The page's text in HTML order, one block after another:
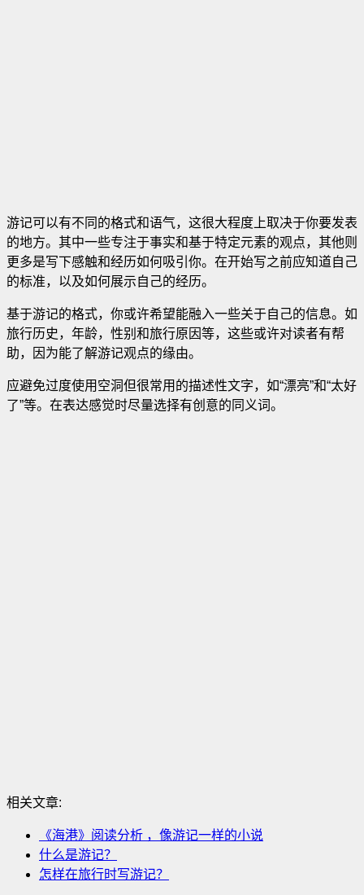
游记可以有不同的格式和语气，这很大程度上取决于你要发表
的地方。其中一些专注于事实和基于特定元素的观点，其他则
更多是写下感触和经历如何吸引你。在开始写之前应知道自己
的标准，以及如何展示自己的经历。
基于游记的格式，你或许希望能融入一些关于自己的信息。如
旅行历史，年龄，性别和旅行原因等，这些或许对读者有帮
助，因为能了解游记观点的缘由。
应避免过度使用空洞但很常用的描述性文字，如“漂亮”和“太好
了”等。在表达感觉时尽量选择有创意的同义词。
相关文章:
《海港》阅读分析 ，像游记一样的小说
什么是游记？
怎样在旅行时写游记？